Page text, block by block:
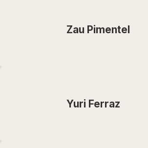
Zau Pimentel
Yuri Ferraz